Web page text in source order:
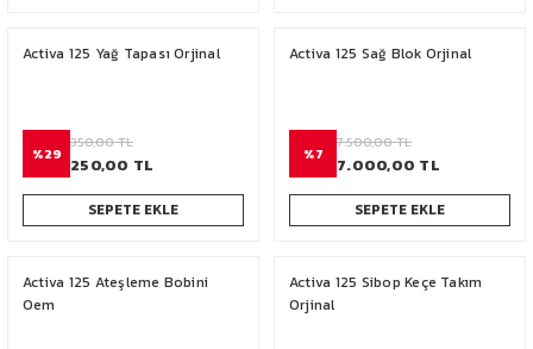
Activa 125 Yağ Tapası Orjinal
%29
350,00 TL
250,00 TL
SEPETE EKLE
Activa 125 Sağ Blok Orjinal
%7
7.500,00 TL
7.000,00 TL
SEPETE EKLE
Activa 125 Ateşleme Bobini
Oem
Activa 125 Sibop Keçe Takım
Orjinal